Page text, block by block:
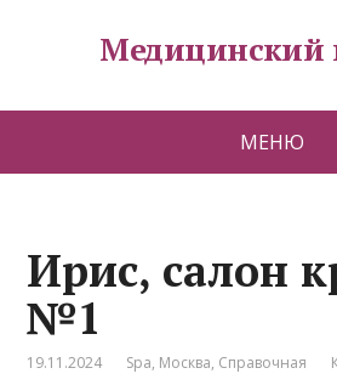
Медицинский
МЕНЮ
Ирис, салон
№1
19.11.2024 Spa, Москва, Справочная